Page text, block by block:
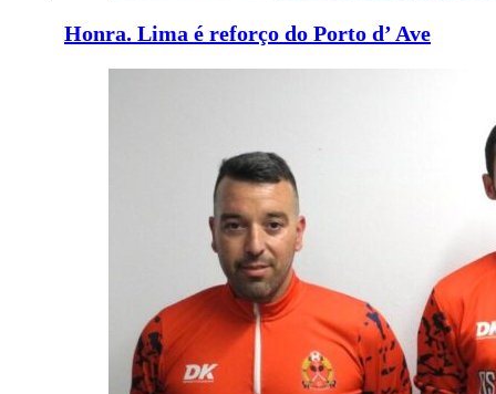
Honra. Lima é reforço do Porto d’ Ave